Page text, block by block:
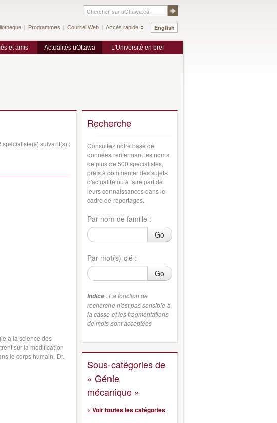
English
Programmes Courriel Web Accès rapide
et amis Actualités uOttawa L'Université en bref
spécialiste(s) suivant(s) :
à la science des
sur la modification
le corps humain. Dr.
Recherche
Consultez notre base de
données renfermant les noms
de plus de 500 spécialistes,
prêts à commenter des sujets
d'actualité ou à faire part de
leurs connaissances dans le
cadre de reportages.
Par nom de famille :
Go
Par mot(s)-clé :
Go
Indice : La fonction de
recherche n'est pas sensible à
la casse et les fragmentations
de mots sont acceptées
Sous-catégories de
« Génie
mécanique »
« Voir toutes les catégories